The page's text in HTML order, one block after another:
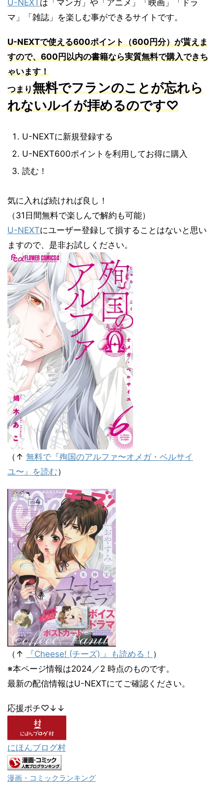
U-NEXT は「マンガ」や「アニメ」「映画」「ドラ
マ」「雑誌」を楽しむ事ができるサイトです。
U-NEXTで使える600ポイント（600円分）が貰えま
すので、600円以内の書籍なら実質無料で購入できち
ゃいます！
つまり無料でフランのことが忘れら
れないルイが拝めるのです♡
U-NEXTに新規登録する
U-NEXT600ポイントを利用してお得に購入
読む！
気に入れば続ければ良し！
（31日間無料で楽しんで解約も可能）
U-NEXTにユーザー登録して損することはないと思い
ますので、是非お試しください。
（↑ 無料で『殉国のアルファ〜オメガ・ベルサイ
ユ〜』を読む）
（↑ 『Cheese! (チーズ) 』も読める！ ）
※本ページ情報は2024／2 時点のものです。
最新の配信情報はU-NEXTにてご確認ください。
応援ポチ♡↓↓
にほんブログ村
漫画・コミックランキング